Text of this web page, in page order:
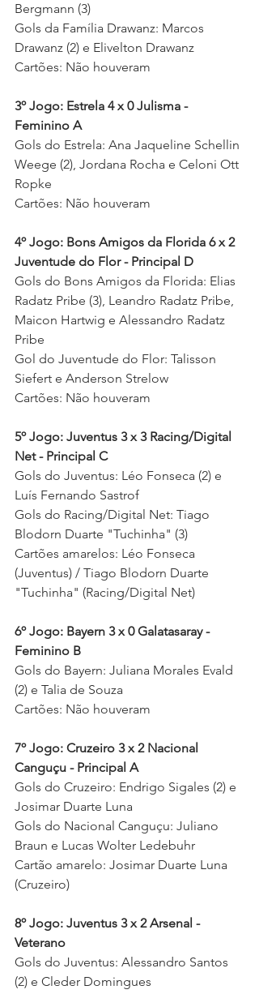
Bergmann (3)
Gols da Família Drawanz: Marcos
Drawanz (2) e Elivelton Drawanz
Cartões: Não houveram
3º Jogo: Estrela 4 x 0 Julisma -
Feminino A
Gols do Estrela: Ana Jaqueline Schellin
Weege (2), Jordana Rocha e Celoni Ott
Ropke
Cartões: Não houveram
4º Jogo: Bons Amigos da Florida 6 x 2
Juventude do Flor - Principal D
Gols do Bons Amigos da Florida: Elias
Radatz Pribe (3), Leandro Radatz Pribe,
Maicon Hartwig e Alessandro Radatz
Pribe
Gol do Juventude do Flor: Talisson
Siefert e Anderson Strelow
Cartões: Não houveram
5º Jogo: Juventus 3 x 3 Racing/Digital
Net - Principal C
Gols do Juventus: Léo Fonseca (2) e
Luís Fernando Sastrof
Gols do Racing/Digital Net: Tiago
Blodorn Duarte "Tuchinha" (3)
Cartões amarelos: Léo Fonseca
(Juventus) / Tiago Blodorn Duarte
"Tuchinha" (Racing/Digital Net)
6º Jogo: Bayern 3 x 0 Galatasaray -
Feminino B
Gols do Bayern: Juliana Morales Evald
(2) e Talia de Souza
Cartões: Não houveram
7º Jogo: Cruzeiro 3 x 2 Nacional
Canguçu - Principal A
Gols do Cruzeiro: Endrigo Sigales (2) e
Josimar Duarte Luna
Gols do Nacional Canguçu: Juliano
Braun e Lucas Wolter Ledebuhr
Cartão amarelo: Josimar Duarte Luna
(Cruzeiro)
8º Jogo: Juventus 3 x 2 Arsenal -
Veterano
Gols do Juventus: Alessandro Santos
(2) e Cleder Domingues